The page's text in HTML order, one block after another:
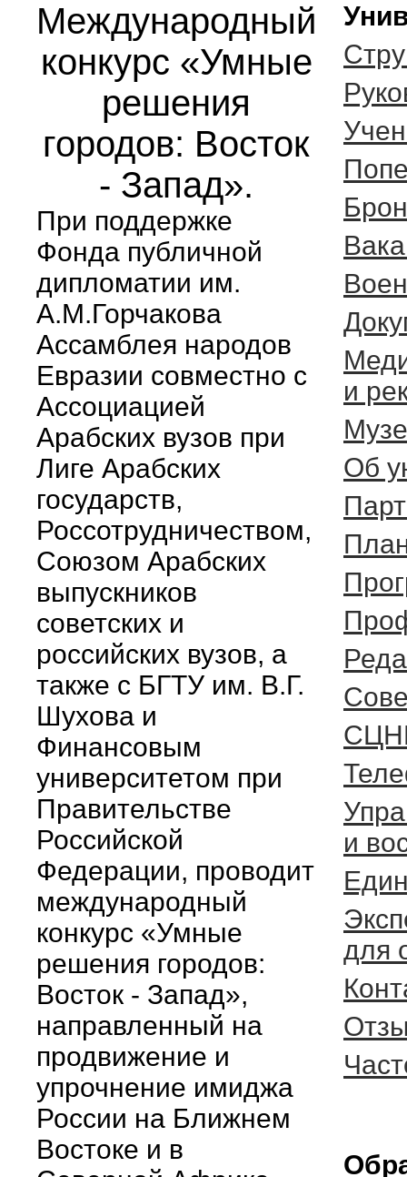
Международный
конкурс «Умные
решения
городов: Восток
- Запад».
При поддержке
Фонда публичной
дипломатии им.
А.М.Горчакова
Ассамблея народов
Евразии совместно с
Ассоциацией
Арабских вузов при
Лиге Арабских
государств,
Россотрудничеством,
Союзом Арабских
выпускников
советских и
российских вузов, а
также с БГТУ им. В.Г.
Шухова и
Финансовым
университетом при
Правительстве
Российской
Федерации, проводит
международный
конкурс «Умные
решения городов:
Восток - Запад»,
направленный на
продвижение и
упрочнение имиджа
России на Ближнем
Востоке и в
и
Об
и
для